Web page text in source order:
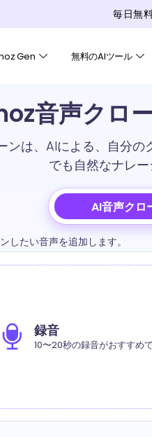
毎日無
Gen 無料のAIツール
音声クロ
は、AIによる、自分の
でも自然なナレ
AI音声クロ
したい音声を追加します。
録音
10〜20秒の録音がおすすめで